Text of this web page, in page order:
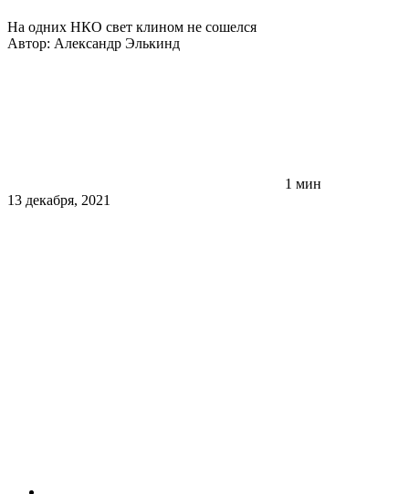
На одних НКО свет клином не сошелся
Автор: Александр Элькинд
1 мин
13 декабря, 2021